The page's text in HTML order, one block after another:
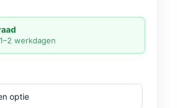
werkdagen